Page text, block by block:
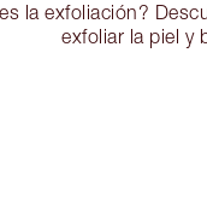
la exfoliación?
exfoliar la piel y